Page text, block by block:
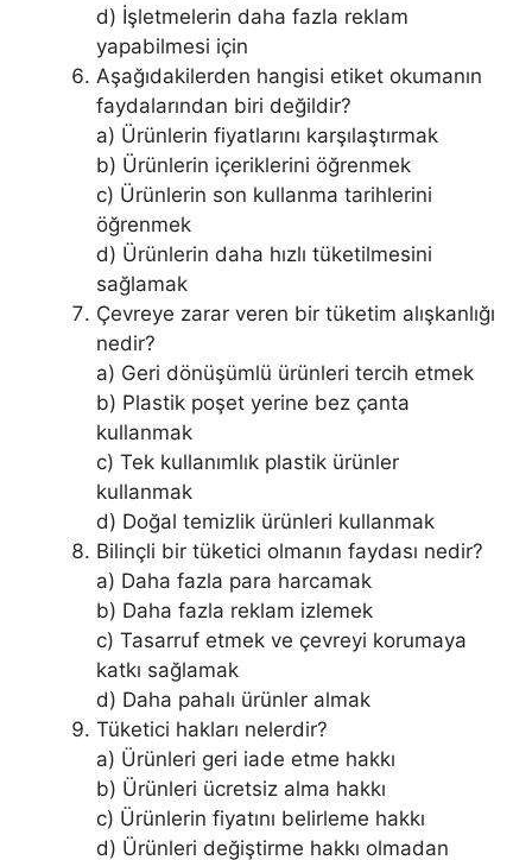
d) İşletmelerin daha fazla reklam
yapabilmesi için
Aşağıdakilerden hangisi etiket okumanın
faydalarından biri değildir?
a) Ürünlerin fiyatlarını karşılaştırmak
b) Ürünlerin içeriklerini öğrenmek
c) Ürünlerin son kullanma tarihlerini
öğrenmek
d) Ürünlerin daha hızlı tüketilmesini
sağlamak
Çevreye zarar veren bir tüketim alışkanlığı
nedir?
a) Geri dönüşümlü ürünleri tercih etmek
b) Plastik poşet yerine bez çanta
kullanmak
c) Tek kullanımlık plastik ürünler
kullanmak
d) Doğal temizlik ürünleri kullanmak
Bilinçli bir tüketici olmanın faydası nedir?
a) Daha fazla para harcamak
b) Daha fazla reklam izlemek
c) Tasarruf etmek ve çevreyi korumaya
katkı sağlamak
d) Daha pahalı ürünler almak
Tüketici hakları nelerdir?
a) Ürünleri geri iade etme hakkı
b) Ürünleri ücretsiz alma hakkı
c) Ürünlerin fiyatını belirleme hakkı
d) Ürünleri değiştirme hakkı olmadan